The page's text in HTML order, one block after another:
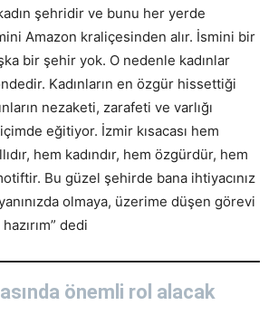
şehridir ve bunu her yerde
Amazon kraliçesinden alır. İsmini bir
bir şehir yok. O nedenle kadınlar
Kadınların en özgür hissettiği
nezaketi, zarafeti ve varlığı
eğitiyor. İzmir kısacası hem
hem kadındır, hem özgürdür, hem
Bu güzel şehirde bana ihtiyacınız
olmaya, üzerime düşen görevi
dedi
önemli rol alacak